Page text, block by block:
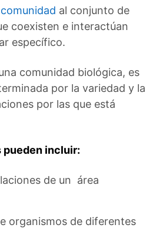
comunidad al conjunto de
coexisten e interactúan
específico.
comunidad biológica, es
por la variedad y la
por las que está
pueden incluir:
de un área
organismos de diferentes